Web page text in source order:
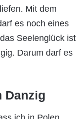
Mit dem
es noch eines
Seelenglück ist
Darum darf es
Danzig